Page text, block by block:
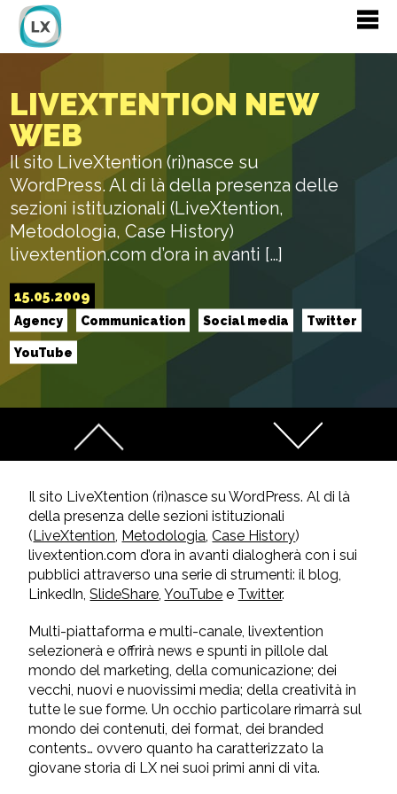
LIVEXTENTION NEW
WEB
Il sito LiveXtention (ri)nasce su
WordPress. Al di là della presenza delle
sezioni istituzionali (LiveXtention,
Metodologia, Case History)
livextention.com d’ora in avanti […]
15.05.2009
Agency Communication Social media Twitter
YouTube
Il sito LiveXtention (ri)nasce su WordPress. Al di là
della presenza delle sezioni istituzionali
(LiveXtention, Metodologia,Case History)
livextention.com d’ora in avanti dialogherà con i sui
pubblici attraverso una serie di strumenti: il blog,
LinkedIn,SlideShare,YouTube e Twitter.
Multi-piattaforma e multi-canale, livextention
selezionerà e offrirà news e spunti in pillole dal
mondo del marketing, della comunicazione; dei
vecchi, nuovi e nuovissimi media; della creatività in
tutte le sue forme. Un occhio particolare rimarrà sul
mondo dei contenuti, dei format, dei branded
contents… ovvero quanto ha caratterizzato la
giovane storia di LX nei suoi primi anni di vita.